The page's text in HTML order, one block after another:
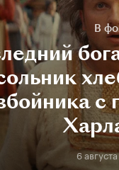
В
с
6 августа